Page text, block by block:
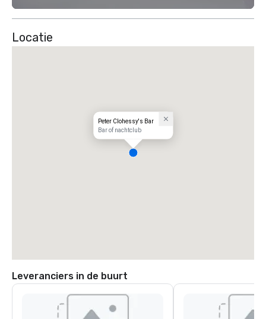
Locatie
Peter Clohessy's Bar
Bar of nachtclub
Leveranciers in de buurt